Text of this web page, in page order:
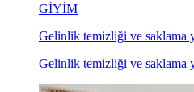
GİYİM
Gelinlik temizliği ve saklama
Gelinlik temizliği ve saklama